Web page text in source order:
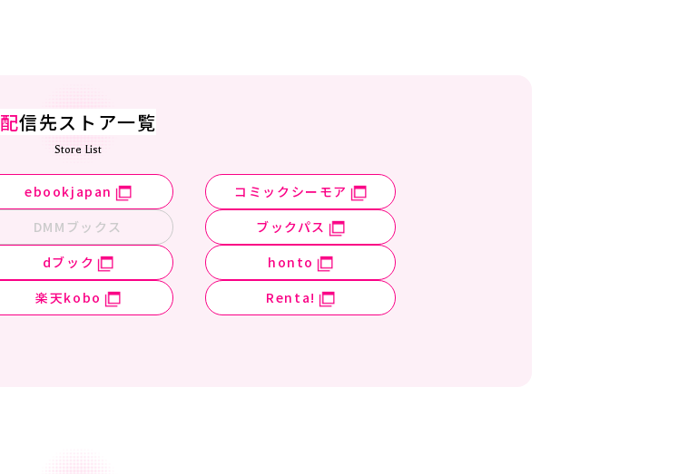
配信先ストア一覧
Store List
ebookjapan
コミックシーモア
DMMブックス
ブックパス
dブック
honto
楽天kobo
Renta!